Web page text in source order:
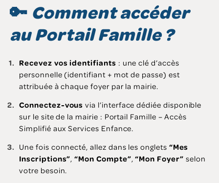
🔑 Comment accéder
au Portail Famille ?
Recevez vos identifiants : une clé d’accès
personnelle (identifiant + mot de passe) est
attribuée à chaque foyer par la mairie.
Connectez-vous via l’interface dédiée disponible
sur le site de la mairie : Portail Famille – Accès
Simplifié aux Services Enfance.
Une fois connecté, allez dans les onglets “Mes
Inscriptions”,“Mon Compte”,“Mon Foyer” selon
votre besoin.